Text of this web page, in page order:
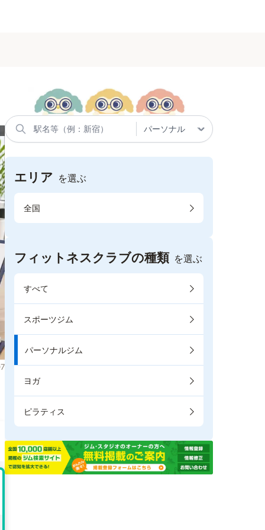
エリア を選ぶ
全国
フィットネスクラブの種類 を選ぶ
すべて
スポーツジム
パーソナルジム
ヨガ
ピラティス